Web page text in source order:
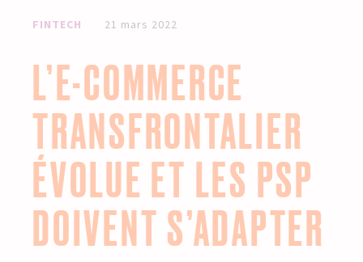
FINTECH 21 mars 2022
L’E-COMMERCE
TRANSFRONTALIER
ÉVOLUE ET LES PSP
DOIVENT S’ADAPTER